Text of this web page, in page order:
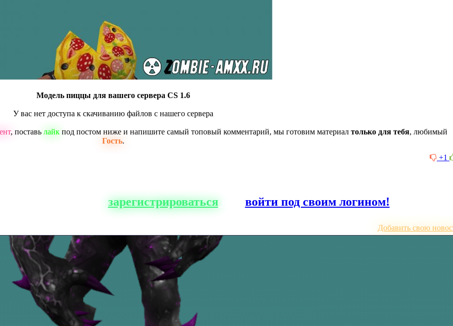
Модель пиццы для вашего сервера CS 1.6
У вас нет доступа к скачиванию файлов с нашего сервера
, поставь лайкпод постом ниже и напишите самый топовый комментарий, мы готовим материал только для тебя, любимый
Гость.
+1
сайта, вам нужно зарегистрироватьсяили войти под своим логином!
Добавить свою